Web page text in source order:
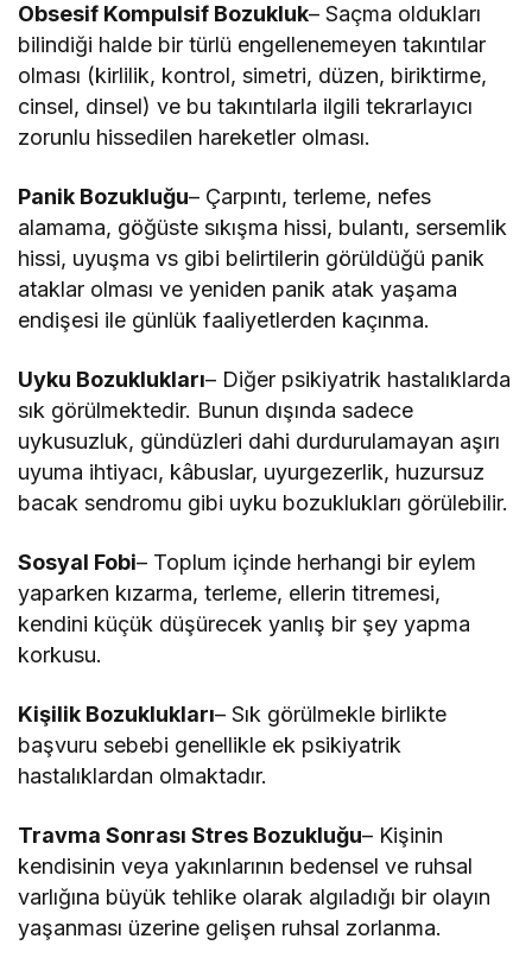
Obsesif Kompulsif Bozukluk– Saçma oldukları
bilindiği halde bir türlü engellenemeyen takıntılar
olması (kirlilik, kontrol, simetri, düzen, biriktirme,
cinsel, dinsel) ve bu takıntılarla ilgili tekrarlayıcı
zorunlu hissedilen hareketler olması.
Panik Bozukluğu– Çarpıntı, terleme, nefes
alamama, göğüste sıkışma hissi, bulantı, sersemlik
hissi, uyuşma vs gibi belirtilerin görüldüğü panik
ataklar olması ve yeniden panik atak yaşama
endişesi ile günlük faaliyetlerden kaçınma.
Uyku Bozuklukları– Diğer psikiyatrik hastalıklarda
sık görülmektedir. Bunun dışında sadece
uykusuzluk, gündüzleri dahi durdurulamayan aşırı
uyuma ihtiyacı, kâbuslar, uyurgezerlik, huzursuz
bacak sendromu gibi uyku bozuklukları görülebilir.
Sosyal Fobi– Toplum içinde herhangi bir eylem
yaparken kızarma, terleme, ellerin titremesi,
kendini küçük düşürecek yanlış bir şey yapma
korkusu.
Kişilik Bozuklukları– Sık görülmekle birlikte
başvuru sebebi genellikle ek psikiyatrik
hastalıklardan olmaktadır.
Travma Sonrası Stres Bozukluğu– Kişinin
kendisinin veya yakınlarının bedensel ve ruhsal
varlığına büyük tehlike olarak algıladığı bir olayın
yaşanması üzerine gelişen ruhsal zorlanma.